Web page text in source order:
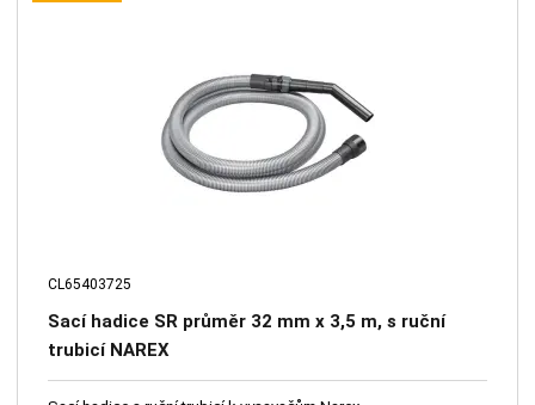
CL65403725
Sací hadice SR průměr 32 mm x 3,5 m, s ruční
trubicí NAREX